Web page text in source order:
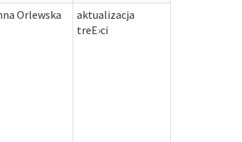
Orlewska
aktualizacja
treЕ›ci